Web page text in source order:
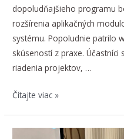
dopoludňajšieho programu
rozšírenia aplikačných
systému. Popoludnie patrilo
skúseností z praxe.
riadenia projektov, …
Predstavili
Čítajte viac »